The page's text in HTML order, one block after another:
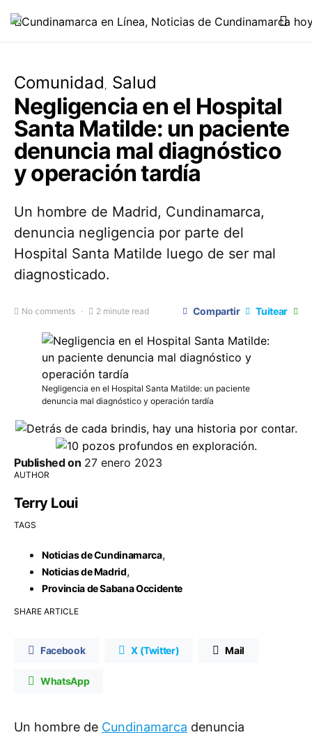
Comunidad Salud
Negligencia en el Hospital
Santa Matilde: un paciente
denuncia mal diagnóstico
y operación tardía
Un hombre de Madrid, Cundinamarca,
denuncia negligencia por parte del
Hospital Santa Matilde luego de ser mal
diagnosticado.
No comments 2 minute read Compartir Tuitear
Negligencia en el Hospital Santa Matilde: un paciente
denuncia mal diagnóstico y operación tardía
Published on 27 enero 2023
AUTHOR
Terry Loui
TAGS
Noticias de Cundinamarca,
Noticias de Madrid,
Provincia de Sabana Occidente
SHARE ARTICLE
Facebook X (Twitter) Mail
WhatsApp
Un hombre de Cundinamarca denuncia